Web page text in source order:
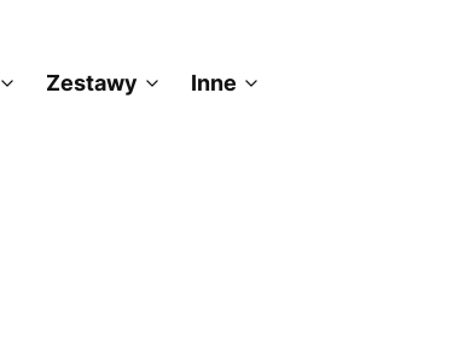
Zestawy Inne